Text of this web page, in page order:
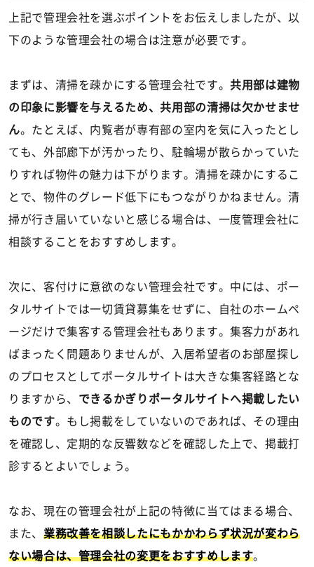
上記で管理会社を選ぶポイントをお伝えしましたが、以
下のような管理会社の場合は注意が必要です。
まずは、清掃を疎かにする管理会社です。共用部は建物
の印象に影響を与えるため、共用部の清掃は欠かせませ
ん。たとえば、内覧者が専有部の室内を気に入ったとし
ても、外部廊下が汚かったり、駐輪場が散らかっていた
りすれば物件の魅力は下がります。清掃を疎かにするこ
とで、物件のグレード低下にもつながりかねません。清
掃が行き届いていないと感じる場合は、一度管理会社に
相談することをおすすめします。
次に、客付けに意欲のない管理会社です。中には、ポー
タルサイトでは一切賃貸募集をせずに、自社のホームペ
ージだけで集客する管理会社もあります。集客力があれ
ばまったく問題ありませんが、入居希望者のお部屋探し
のプロセスとしてポータルサイトは大きな集客経路とな
りますから、 できるかぎりポータルサイトへ掲載したい
ものです。もし掲載をしていないのであれば、その理由
を確認し、定期的な反響数などを確認した上で、掲載打
診するとよいでしょう。
なお、現在の管理会社が上記の特徴に当てはまる場合、
また、 業務改善を相談したにもかかわらず状況が変わら
ない場合は、管理会社の変更をおすすめします。